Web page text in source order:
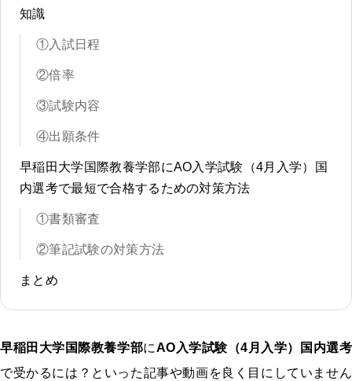
知識
①入試日程
②倍率
③試験内容
④出願条件
早稲田大学国際教養学部にAO入学試験（4月入学）国
内選考で最短で合格するための対策方法
①書類審査
②筆記試験の対策方法
まとめ
早稲田大学国際教養学部にAO入学試験（4月入学）国内選考
で受かるには？といった記事や動画を良く目にしていません